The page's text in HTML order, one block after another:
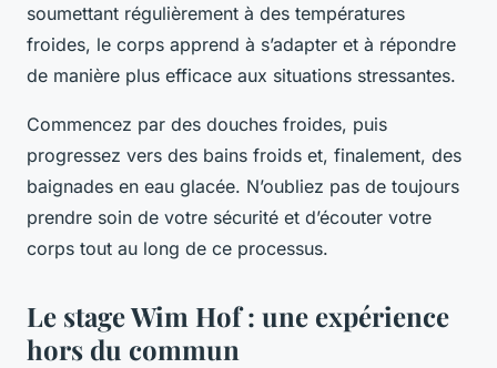
soumettant régulièrement à des températures
froides, le corps apprend à s’adapter et à répondre
de manière plus efficace aux situations stressantes.
Commencez par des douches froides, puis
progressez vers des bains froids et, finalement, des
baignades en eau glacée. N’oubliez pas de toujours
prendre soin de votre sécurité et d’écouter votre
corps tout au long de ce processus.
Le stage Wim Hof : une expérience
hors du commun